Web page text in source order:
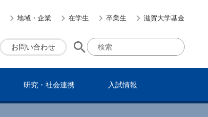
地域・企業 在学生 卒業生 滋賀大学基金
お問い合わせ
研究・社会連携 ⼊試情報